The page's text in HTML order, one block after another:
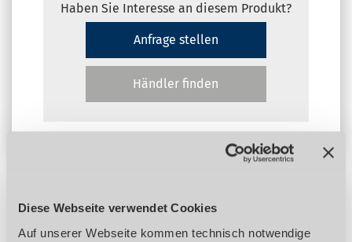
Diese Webseite verwendet Cookies
Auf unserer Webseite kommen technisch notwendige
Haben Sie Interesse an diesem Produkt?
Anfrage stellen
Händler finden
Produktdetails